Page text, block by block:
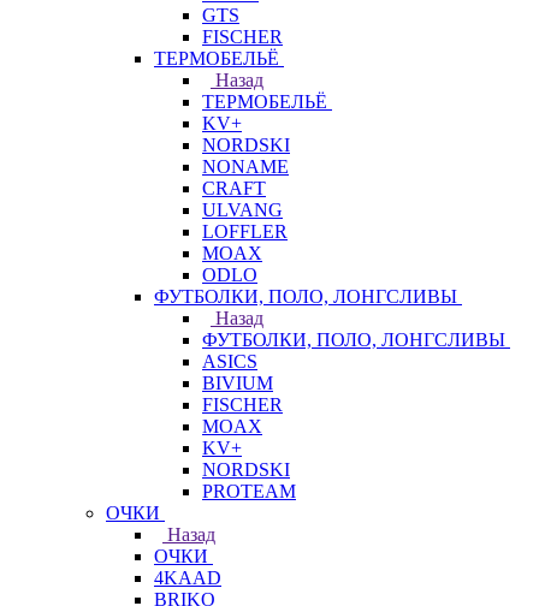
GTS
FISCHER
ТЕРМОБЕЛЬЁ
Назад
ТЕРМОБЕЛЬЁ
KV+
NORDSKI
NONAME
CRAFT
ULVANG
LOFFLER
MOAX
ODLO
ФУТБОЛКИ, ПОЛО, ЛОНГСЛИВЫ
Назад
ФУТБОЛКИ, ПОЛО, ЛОНГСЛИВЫ
ASICS
BIVIUM
FISCHER
MOAX
KV+
NORDSKI
PROTEAM
ОЧКИ
Назад
ОЧКИ
4KAAD
BRIKO